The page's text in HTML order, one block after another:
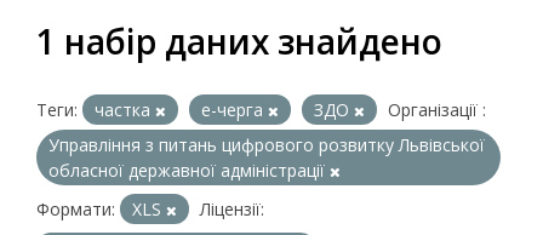
1 набір даних знайдено
Теги: частка е-черга ЗДО
Організації :
Управління з питань цифрового розвитку Львівської
обласної державної адміністрації
Формати:
XLS
Ліцензії: